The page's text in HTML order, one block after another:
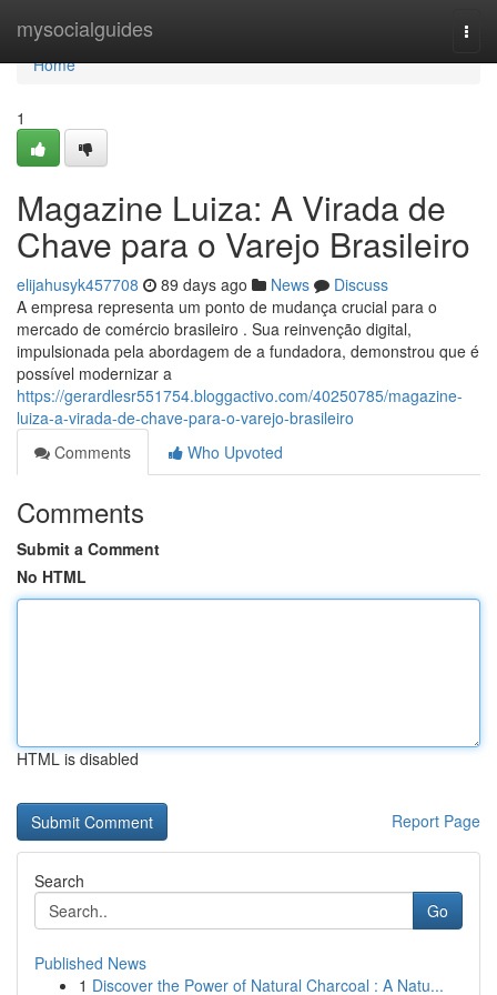
mysocialguides
Home
Home
1
Magazine Luiza: A Virada de
Chave para o Varejo Brasileiro
elijahusyk457708 89 days ago News
Discuss
A empresa representa um ponto de mudança crucial para o
mercado de comércio brasileiro . Sua reinvenção digital,
impulsionada pela abordagem de a fundadora, demonstrou que é
possível modernizar a
https://gerardlesr551754.bloggactivo.com/40250785/magazine-
luiza-a-virada-de-chave-para-o-varejo-brasileiro
Comments
Who Upvoted
Comments
Submit a Comment
No HTML
HTML is disabled
Report Page
Search
Go
Published News
1 Discover the Power of Natural Charcoal : A Natu...